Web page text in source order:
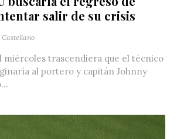
salir de su crisis
miércoles trascendiera que el técnico
al portero y capitán Johnny